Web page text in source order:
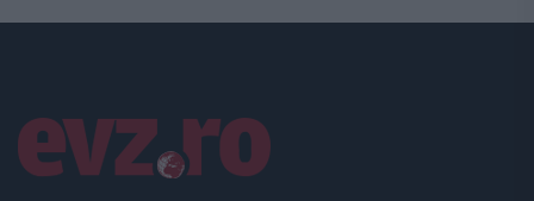
Linkuri utile